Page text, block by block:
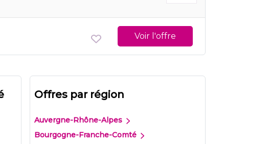
Voir l'offre
Offres par région
Auvergne-Rhône-Alpes
Bourgogne-Franche-Comté